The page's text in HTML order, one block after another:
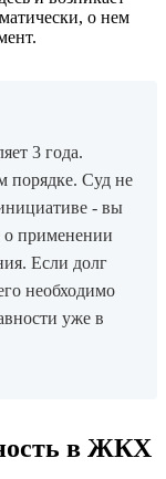
о нем
3 года.
порядке. Суд не
- вы
о применении
Если долг
необходимо
уже в
в ЖКХ